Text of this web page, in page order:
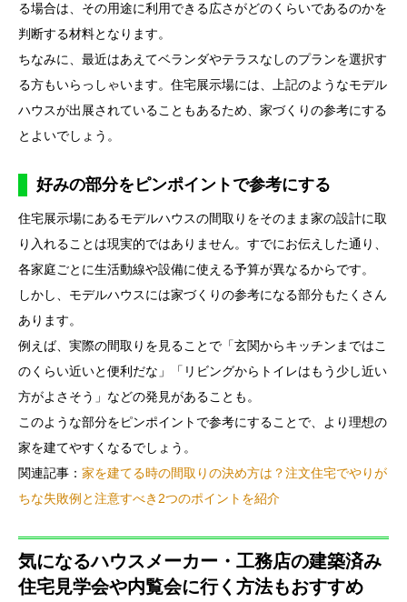
る場合は、その用途に利用できる広さがどのくらいであるのかを
判断する材料となります。
ちなみに、最近はあえてベランダやテラスなしのプランを選択す
る方もいらっしゃいます。住宅展示場には、上記のようなモデル
ハウスが出展されていることもあるため、家づくりの参考にする
とよいでしょう。
好みの部分をピンポイントで参考にする
住宅展示場にあるモデルハウスの間取りをそのまま家の設計に取
り入れることは現実的ではありません。すでにお伝えした通り、
各家庭ごとに生活動線や設備に使える予算が異なるからです。
しかし、モデルハウスには家づくりの参考になる部分もたくさん
あります。
例えば、実際の間取りを見ることで「玄関からキッチンまではこ
のくらい近いと便利だな」「リビングからトイレはもう少し近い
方がよさそう」などの発見があることも。
このような部分をピンポイントで参考にすることで、より理想の
家を建てやすくなるでしょう。
関連記事： 家を建てる時の間取りの決め方は？注文住宅でやりが
ちな失敗例と注意すべき2つのポイントを紹介
気になるハウスメーカー・工務店の建築済み
住宅見学会や内覧会に行く方法もおすすめ